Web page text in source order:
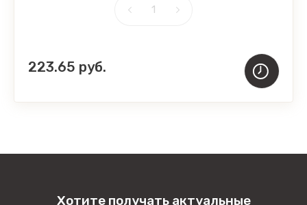
223.65 руб.
Хотите получать актуальные